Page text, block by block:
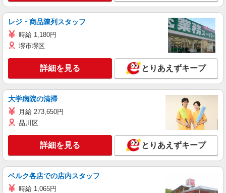
レジ・商品陳列スタッフ
時給 1,180円
堺市堺区
詳細を見る とりあえずキープ
大学病院の清掃
月給 273,650円
品川区
詳細を見る とりあえずキープ
ベルク各店での店内スタッフ
時給 1,065円